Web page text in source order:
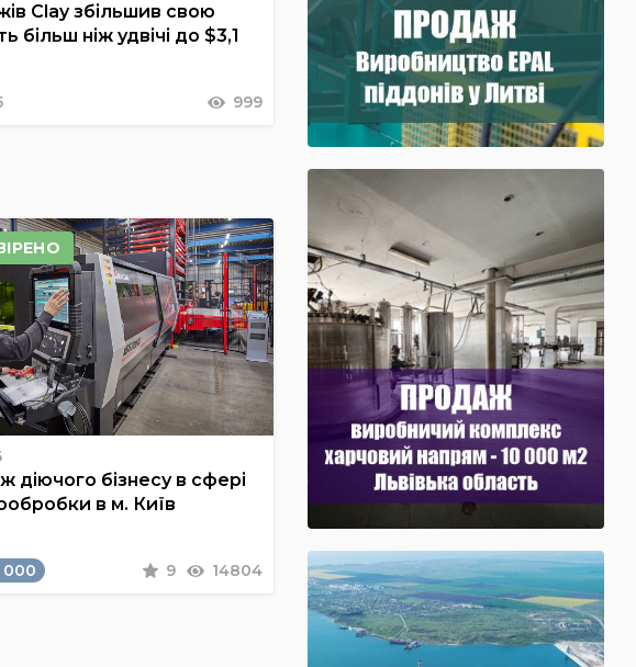
Clay збільшив свою
більш ніж удвічі до $3,1
999
діючого бізнесу в сфері
в м. Київ
000 9 14804